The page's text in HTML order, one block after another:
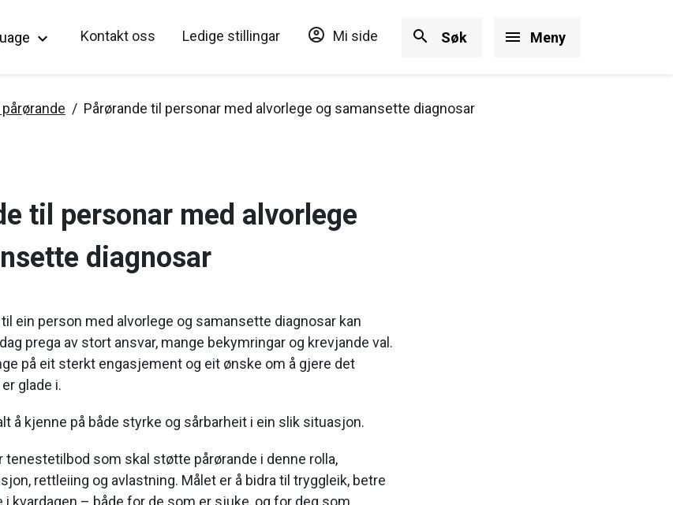
Hopp til hovedinnholdet
keyboard_arrow_down Kontakt oss Ledige stillingar account_circle Mi side search Søk menu Meny
pårørande Pårørande til personar med alvorlege og samansette diagnosar
til personar med alvorlege
diagnosar
ein person med alvorlege og samansette diagnosar kan
prega av stort ansvar, mange bekymringar og krevjande val.
på eit sterkt engasjement og eit ønske om å gjere det
glade i.
å kjenne på både styrke og sårbarheit i ein slik situasjon.
tenestetilbod som skal støtte pårørande i denne rolla,
rettleiing og avlastning. Målet er å bidra til tryggleik, betre
kvardagen – både for de som er sjuke, og for deg som